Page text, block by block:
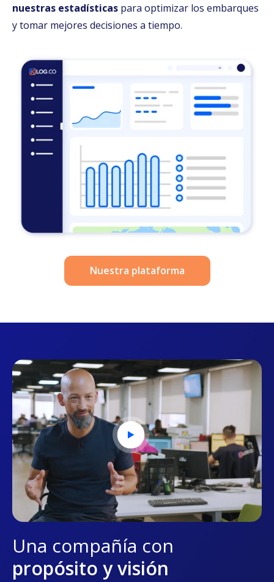
nuestras estadísticas para optimizar los embarques
y tomar mejores decisiones a tiempo.
Nuestra plataforma
Una compañía con
propósito y visión